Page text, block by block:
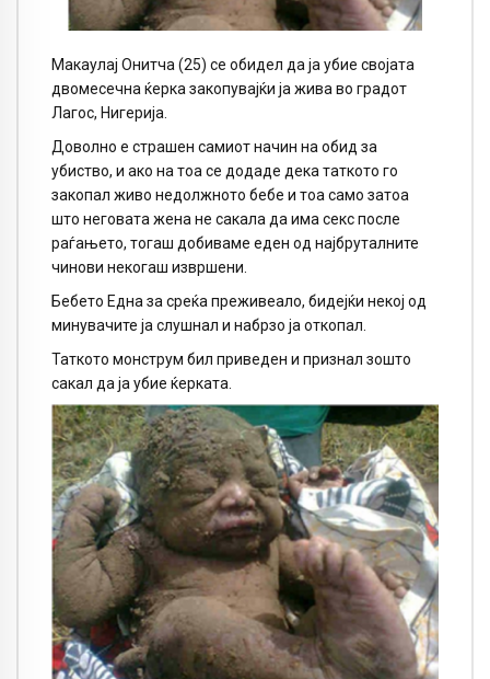
Макаулај Онитча (25) се обидел да ја убие својата
двомесечна ќерка закопувајќи ја жива во градот
Лагос, Нигерија.
Доволно е страшен самиот начин на обид за
убиство, и ако на тоа се додаде дека таткото го
закопал живо недолжното бебе и тоа само затоа
што неговата жена не сакала да има секс после
раѓањето, тогаш добиваме еден од најбруталните
чинови некогаш извршени.
Бебето Една за среќа преживеало, бидејќи некој од
минувачите ја слушнал и набрзо ја откопал.
Таткото монструм бил приведен и признал зошто
сакал да ја убие ќерката.